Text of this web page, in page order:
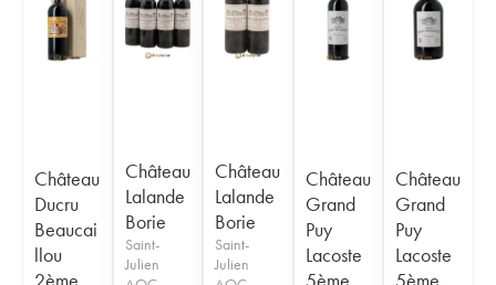
Château
Ducru
Beaucai
llou
2ème
Château
Lalande
Borie
Saint-
Julien
Château
Lalande
Borie
Saint-
Julien
Château
Grand
Puy
Lacoste
5ème
Château
Grand
Puy
Lacoste
5ème